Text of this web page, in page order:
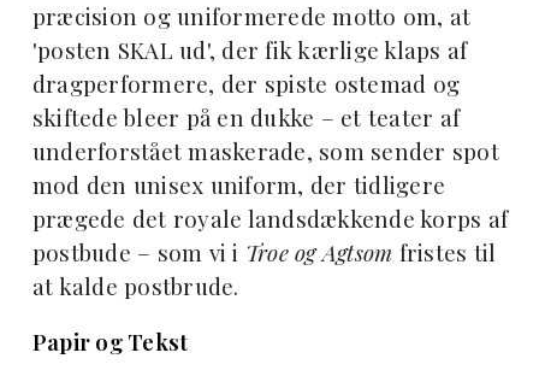
præcision og uniformerede motto om, at
'posten SKAL ud', der fik kærlige klaps af
dragperformere, der spiste ostemad og
skiftede bleer på en dukke – et teater af
underforstået maskerade, som sender spot
mod den unisex uniform, der tidligere
prægede det royale landsdækkende korps af
postbude – som vi i Troe og Agtsom fristes til
at kalde postbrude.
Papir og Tekst